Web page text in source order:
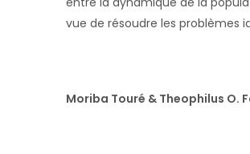
vue de résoudre les problèmes
Moriba Touré & Theophilus O.